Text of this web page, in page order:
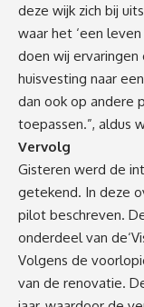
deze wijk zich bij
waar het ‘een
doen wij
huisvesting naar
dan ook op andere
toepassen.”, aldus
Vervolg
Gisteren werd de
getekend. In deze
pilot beschreven.
onderdeel van
Volgens de
van de renovatie.